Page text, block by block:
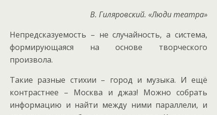
В. Гиляровский. «Люди театра»
Непредсказуемость – не случайность, а система,
формирующаяся на основе творческого
произвола.
Такие разные стихии – город и музыка. И ещё
контрастнее – Москва и джаз! Можно собрать
информацию и найти между ними параллели, и